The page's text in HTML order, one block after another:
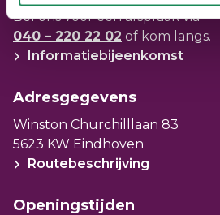
Bel ons voor een afspraak via
040 – 220 22 02 of kom langs.
Informatiebijeenkomst
Adresgegevens
Winston Churchilllaan 83
5623 KW Eindhoven
Routebeschrijving
Openingstijden